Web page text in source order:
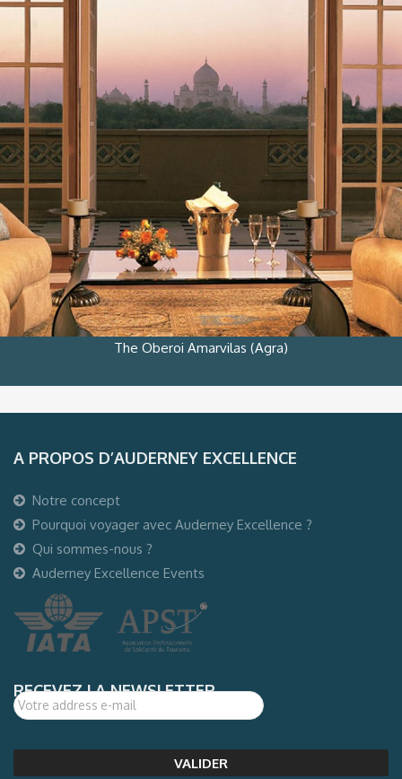
The Oberoi Amarvilas (Agra)
A PROPOS D’AUDERNEY EXCELLENCE
Notre concept
Pourquoi voyager avec Auderney Excellence ?
Qui sommes-nous ?
Auderney Excellence Events
RECEVEZ LA NEWSLETTER